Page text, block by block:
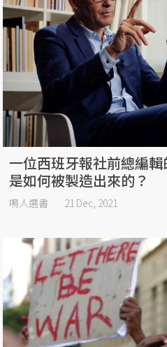
一位西班牙報社前總編輯
是如何被製造出來的？
鳴人選書 21 Dec, 2021